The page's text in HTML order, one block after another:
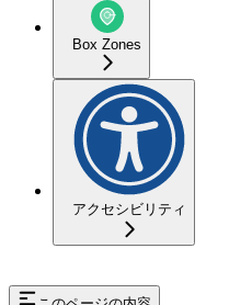
Box Zones
アクセシビリティ